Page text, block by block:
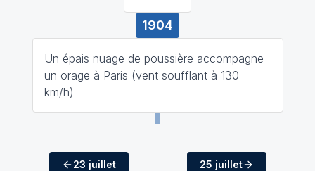
1904
Un épais nuage de poussière accompagne
un orage à Paris (vent soufflant à 130
km/h)
23 juillet 25 juillet